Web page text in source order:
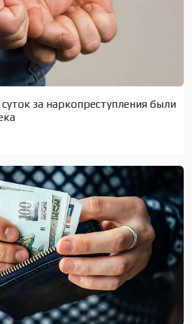
за наркопреступления были